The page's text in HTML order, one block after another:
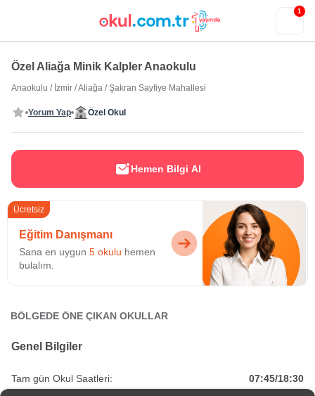
1
Özel Aliağa Minik Kalpler Anaokulu
Anaokulu / İzmir /Aliağa /Şakran Sayfiye Mahallesi
Yorum Yap Özel Okul
Hemen Bilgi Al
Ücretsiz
Eğitim Danışmanı
Sana en uygun 5 okulu hemen
bulalım.
BÖLGEDE ÖNE ÇIKAN OKULLAR
Genel Bilgiler
Tam gün Okul Saatleri: 07:45/18:30